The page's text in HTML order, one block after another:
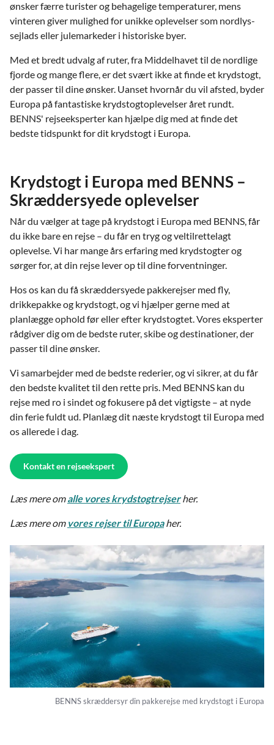
ønsker færre turister og behagelige temperaturer, mens
vinteren giver mulighed for unikke oplevelser som nordlys-
sejlads eller julemarkeder i historiske byer.
Med et bredt udvalg af ruter, fra Middelhavet til de nordlige
fjorde og mange flere, er det svært ikke at finde et krydstogt,
der passer til dine ønsker. Uanset hvornår du vil afsted, byder
Europa på fantastiske krydstogtoplevelser året rundt.
BENNS' rejseeksperter kan hjælpe dig med at finde det
bedste tidspunkt for dit krydstogt i Europa.
Krydstogt i Europa med BENNS –
Skræddersyede oplevelser
Når du vælger at tage på krydstogt i Europa med BENNS, får
du ikke bare en rejse – du får en tryg og veltilrettelagt
oplevelse. Vi har mange års erfaring med krydstogter og
sørger for, at din rejse lever op til dine forventninger.
Hos os kan du få skræddersyede pakkerejser med fly,
drikkepakke og krydstogt, og vi hjælper gerne med at
planlægge ophold før eller efter krydstogtet. Vores eksperter
rådgiver dig om de bedste ruter, skibe og destinationer, der
passer til dine ønsker.
Vi samarbejder med de bedste rederier, og vi sikrer, at du får
den bedste kvalitet til den rette pris. Med BENNS kan du
rejse med ro i sindet og fokusere på det vigtigste – at nyde
din ferie fuldt ud. Planlæg dit næste krydstogt til Europa med
os allerede i dag.
Kontakt en rejseekspert
Læs mere omalle vores krydstogtrejserher.
Læs mere om vores rejser til Europaher.
BENNS skræddersyr din pakkerejse med krydstogt i Europa